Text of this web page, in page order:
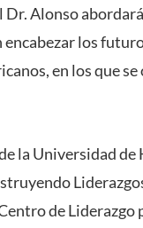
Dr. Alonso
los
en los que
la Universidad
de